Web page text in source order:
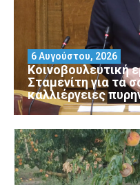
Κοινοβουλευτική
Σταμενίτη για τα
καλλιέργειες
6 Αυγούστου, 2026